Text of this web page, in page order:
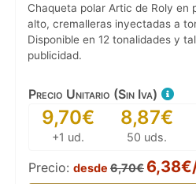
Chaqueta polar Artic de Roly en
alto, cremalleras inyectadas a
Disponible en 12 tonalidades y
publicidad.
Precio Unitario (Sin Iva)
9,70€
+1 ud.
8,87€
50 uds.
Precio: desde 6,70€